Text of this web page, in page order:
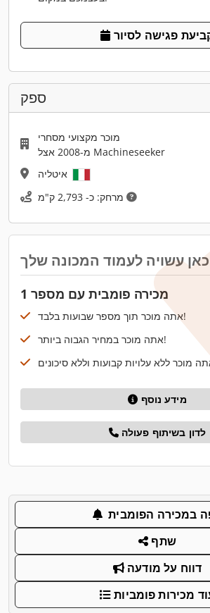
פגישה לסיור
ספק
מוכר מקצועי מסחרי
מ-2008 אצל Machineseeker
כאן עשויה לעמוד המכונה שלך
מכירה פומבית עם מספר 1
אתה מוכר תוך מספר שבועות בלבד!
אתה מוכר במחיר הגבוה ביותר!
מידע נוסף
לדון בשיתוף פעולה
במכירה הפומבית
שתף
דווח על מודעה
מכירות פומביות